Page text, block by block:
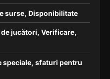
surse, Disponibilitate
jucători, Verificare,
speciale, sfaturi pentru